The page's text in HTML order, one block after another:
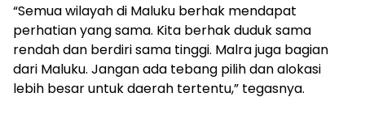
“Semua wilayah di Maluku berhak mendapat
perhatian yang sama. Kita berhak duduk sama
rendah dan berdiri sama tinggi. Malra juga bagian
dari Maluku. Jangan ada tebang pilih dan alokasi
lebih besar untuk daerah tertentu,” tegasnya.